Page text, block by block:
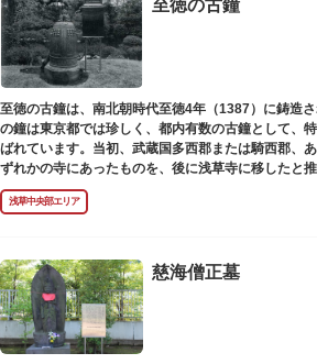
至徳の古鐘
至徳の古鐘は、南北朝時代至徳4年（1387）に鋳造
の鐘は東京都では珍しく、都内有数の古鐘として、
ばれています。当初、武蔵国多西郡または騎西郡、
ずれかの寺にあったものを、後に浅草寺に移したと
現在は、五重塔北側の絵馬堂内に保管されています
なっていますが、不定期で行われる「伝法院庭園拝観
浅草中央部エリア
慈海僧正墓